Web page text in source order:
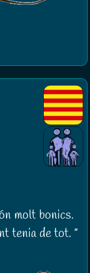
molt bonics.
tenia de tot.